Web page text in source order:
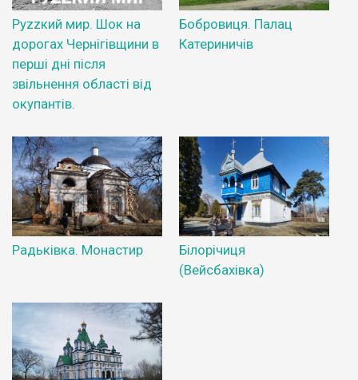
Руzzкий мир. Шок на
дорогах Чернігівщини в
перші дні після
звільнення області від
окупантів.
Бобровиця. Палац
Катериничів
Радьківка. Монастир
Білорічиця
(Вейсбахівка)